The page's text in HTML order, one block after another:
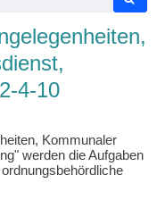
4-10
Kommunaler
werden die Aufgaben